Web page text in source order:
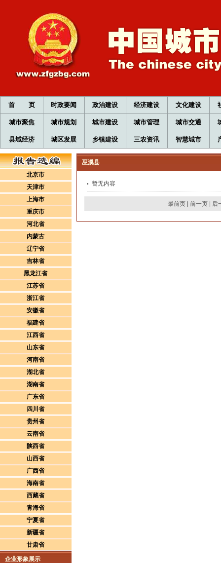
首 页 时政要闻 政治建设 经济建设 文化建设
城市聚焦 城市规划 城市建设 城市管理 城市交通
县域经济 城区发展 乡镇建设 三农资讯 智慧城市
北京市
天津市
上海市
重庆市
河北省
内蒙古
辽宁省
吉林省
黑龙江省
江苏省
浙江省
安徽省
福建省
江西省
山东省
河南省
湖北省
湖南省
广东省
四川省
贵州省
云南省
陕西省
山西省
广西省
海南省
西藏省
青海省
宁夏省
新疆省
甘肃省
企业形象展示
巫溪县
暂无内容
最前页 |前一页 后